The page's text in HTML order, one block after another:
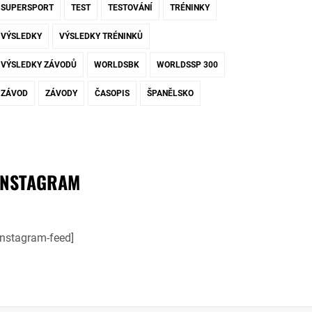
SUPERSPORT TEST TESTOVÁNÍ TRÉNINKY
VÝSLEDKY VÝSLEDKY TRÉNINKŮ
VÝSLEDKY ZÁVODŮ WORLDSBK WORLDSSP 300
ZÁVOD ZÁVODY ČASOPIS ŠPANĚLSKO
feed]